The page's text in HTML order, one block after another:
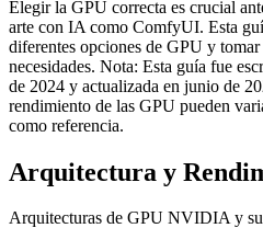
Elegir la GPU correcta es crucial
arte con IA como ComfyUI. Esta
diferentes opciones de GPU y
necesidades. Nota: Esta guía fue
de 2024 y actualizada en junio de
rendimiento de las GPU pueden
como referencia.
Arquitectura y
Arquitecturas de GPU NVIDIA y